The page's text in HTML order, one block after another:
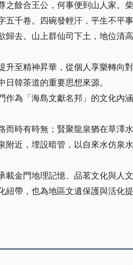
之餘合王公，何事便到山人家。
五千卷。四碗發輕汗，平生不平
歸去。山上群仙司下土，地位清
至精神昇華，從個人享樂轉向
韓茶道的重要思想來源。
為「海島文獻名邦」的文化內
時有時無；賢聚龍泉猶在草澤
附近，埋設暗管，以自來水仿泉
金門地理記憶、品茗文化與人
紐帶，也為地區文遺保護與活化